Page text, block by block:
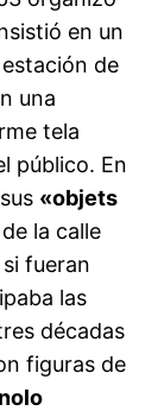
en un
de
una
tela
público. En
«objets
la calle
fueran
las
décadas
figuras de